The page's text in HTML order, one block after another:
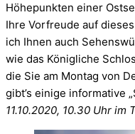
Höhepunkten einer
Ihre Vorfreude auf
ich Ihnen auch
wie das Königliche
die Sie am Montag von
gibt’s einige informative
11.10.2020, 10.30 Uhr im